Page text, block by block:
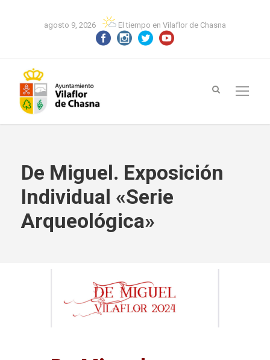
agosto 9, 2026 El tiempo en Vilaflor de Chasna
De Miguel. Exposición
Individual «Serie
Arqueológica»